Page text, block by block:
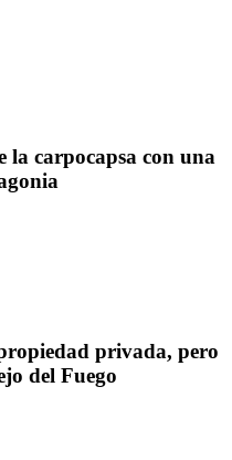
la carpocapsa con una
privada, pero
del Fuego